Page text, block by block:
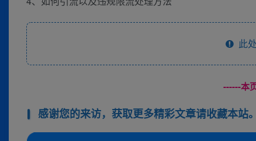
此
------本
感谢您的来访，获取更多精彩文章请收藏本站。